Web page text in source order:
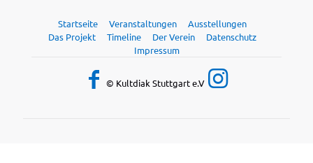
Startseite Veranstaltungen
Ausstellungen
Das Projekt
Timeline Der Verein
Datenschutz
Impressum
© Kultdiak Stuttgart e.V